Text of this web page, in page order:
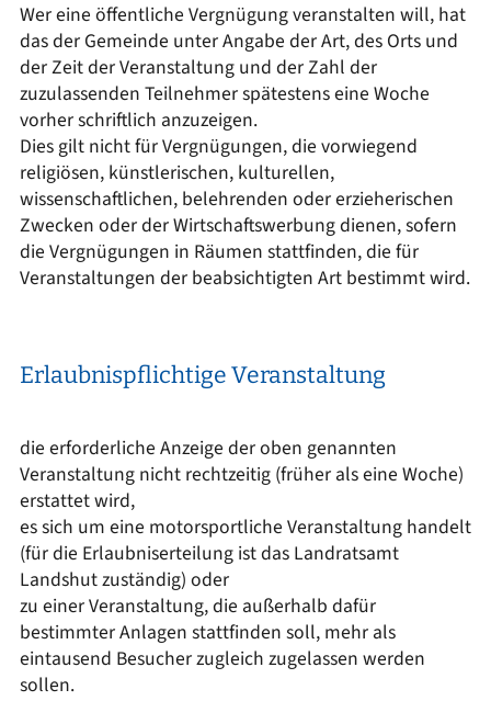
Wer eine öffentliche Vergnügung veranstalten will, hat
das der Gemeinde unter Angabe der Art, des Orts und
der Zeit der Veranstaltung und der Zahl der
zuzulassenden Teilnehmer spätestens eine Woche
vorher schriftlich anzuzeigen.
Dies gilt nicht für Vergnügungen, die vorwiegend
religiösen, künstlerischen, kulturellen,
wissenschaftlichen, belehrenden oder erzieherischen
Zwecken oder der Wirtschaftswerbung dienen, sofern
die Vergnügungen in Räumen stattfinden, die für
Veranstaltungen der beabsichtigten Art bestimmt wird.
Erlaubnispflichtige Veranstaltung
die erforderliche Anzeige der oben genannten
Veranstaltung nicht rechtzeitig (früher als eine Woche)
erstattet wird,
es sich um eine motorsportliche Veranstaltung handelt
(für die Erlaubniserteilung ist das Landratsamt
Landshut zuständig) oder
zu einer Veranstaltung, die außerhalb dafür
bestimmter Anlagen stattfinden soll, mehr als
eintausend Besucher zugleich zugelassen werden
sollen.